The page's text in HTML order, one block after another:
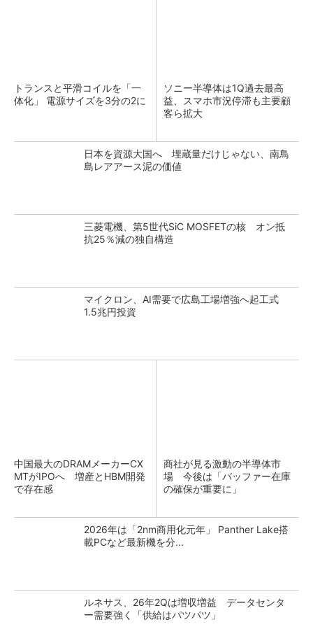
トランスと平滑コイルを「一
体化」 電源サイズを3分の2に
ソニー半導体は1Q過去最高
益、スマホ市況停滞も主要顧
客ら拡大
日本を資源大国へ 埋蔵量だけじゃない、南鳥
島レアアース泥の価値
三菱電機、第5世代SiC MOSFETの核 オン抵
抗25％減の独自構造
マイクロン、AI需要で広島工場増強へ起工式
1.5兆円投資
中国最大のDRAMメーカーCX
MTがIPOへ 増産とHBM開発
で存在感
商社が見る激動の半導体市
場 今後は「バッファー在庫
の確保が重要に」
2026年は「2nm商用化元年」 Panther Lake搭
載PCなど最新機を分...
ルネサス、26年2Qは増収増益 データセンタ
ー需要強く「供給はパツパツ」